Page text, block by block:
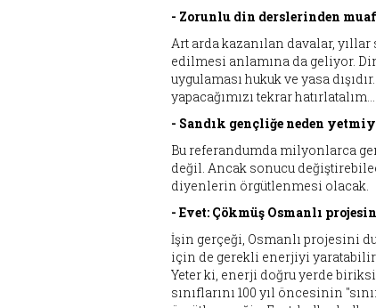
- Zorunlu din derslerinden
Art arda kazanılan davalar,
edilmesi anlamına da geliyor.
uygulaması hukuk ve yasa
yapacağımızı tekrar hatırlatalım...
- Sandık gençliğe neden
Bu referandumda milyonlarca
değil. Ancak sonucu
diyenlerin örgütlenmesi olacak.
- Evet: Çökmüş Osmanlı
İşin gerçeği, Osmanlı projesini
için de gerekli enerjiyi
Yeter ki, enerji doğru yerde
sınıflarını 100 yıl öncesinin